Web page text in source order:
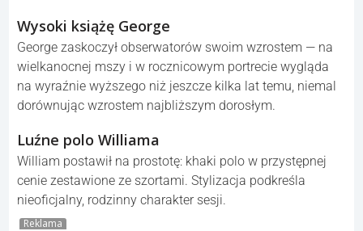
Wysoki książę George
George zaskoczył obserwatorów swoim wzrostem — na
wielkanocnej mszy i w rocznicowym portrecie wygląda
na wyraźnie wyższego niż jeszcze kilka lat temu, niemal
dorównując wzrostem najbliższym dorosłym.
Luźne polo Williama
William postawił na prostotę: khaki polo w przystępnej
cenie zestawione ze szortami. Stylizacja podkreśla
nieoficjalny, rodzinny charakter sesji.
Reklama